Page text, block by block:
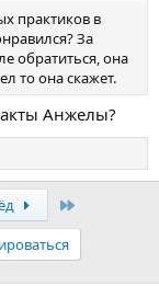
практиков в
За
обратиться, она
то она скажет.
Анжелы?